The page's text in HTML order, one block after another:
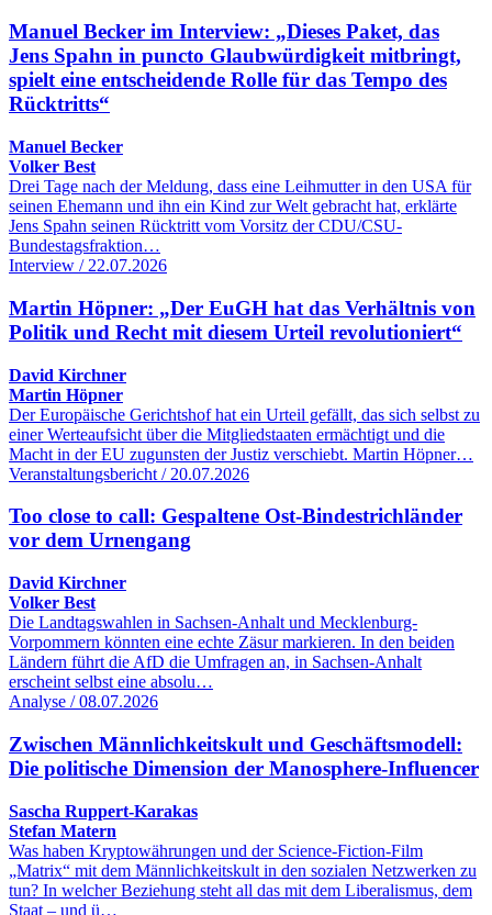
Manuel Becker im Interview: „Dieses Paket, das
Jens Spahn in puncto Glaubwürdigkeit mitbringt,
spielt eine entscheidende Rolle für das Tempo des
Rücktritts“
Manuel Becker
Volker Best
Drei Tage nach der Meldung, dass eine Leihmutter in den USA für
seinen Ehemann und ihn ein Kind zur Welt gebracht hat, erklärte
Jens Spahn seinen Rücktritt vom Vorsitz der CDU/CSU-
Bundestagsfraktion…
Interview / 22.07.2026
Martin Höpner: „Der EuGH hat das Verhältnis von
Politik und Recht mit diesem Urteil revolutioniert“
David Kirchner
Martin Höpner
Der Europäische Gerichtshof hat ein Urteil gefällt, das sich selbst zu
einer Werteaufsicht über die Mitgliedstaaten ermächtigt und die
Macht in der EU zugunsten der Justiz verschiebt. Martin Höpner…
Veranstaltungsbericht / 20.07.2026
Too close to call: Gespaltene Ost-Bindestrichländer
vor dem Urnengang
David Kirchner
Volker Best
Die Landtagswahlen in Sachsen-Anhalt und Mecklenburg-
Vorpommern könnten eine echte Zäsur markieren. In den beiden
Ländern führt die AfD die Umfragen an, in Sachsen-Anhalt
erscheint selbst eine absolu…
Analyse / 08.07.2026
Zwischen Männlichkeitskult und Geschäftsmodell:
Die politische Dimension der Manosphere-Influencer
Sascha Ruppert-Karakas
Stefan Matern
Was haben Kryptowährungen und der Science-Fiction-Film
„Matrix“ mit dem Männlichkeitskult in den sozialen Netzwerken zu
tun? In welcher Beziehung steht all das mit dem Liberalismus, dem
Staat – und ü…